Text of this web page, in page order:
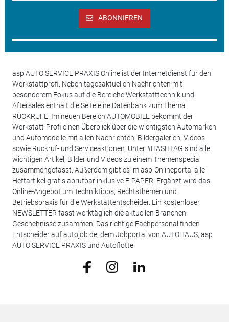
ABONNIEREN
asp AUTO SERVICE PRAXIS Online ist der Internetdienst für den
Werkstattprofi. Neben tagesaktuellen Nachrichten mit
besonderem Fokus auf die Bereiche Werkstatttechnik und
Aftersales enthält die Seite eine Datenbank zum Thema
RÜCKRUFE. Im neuen Bereich AUTOMOBILE bekommt der
Werkstatt-Profi einen Überblick über die wichtigsten Automarken
und Automodelle mit allen Nachrichten, Bildergalerien, Videos
sowie Rückruf- und Serviceaktionen. Unter #HASHTAG sind alle
wichtigen Artikel, Bilder und Videos zu einem Themenspecial
zusammengefasst. Außerdem gibt es im asp-Onlineportal alle
Heftartikel gratis abrufbar inklusive E-PAPER. Ergänzt wird das
Online-Angebot um Techniktipps, Rechtsthemen und
Betriebspraxis für die Werkstattentscheider. Ein kostenloser
NEWSLETTER fasst werktäglich die aktuellen Branchen-
Geschehnisse zusammen. Das richtige Fachpersonal finden
Entscheider auf autojob.de, dem Jobportal von AUTOHAUS, asp
AUTO SERVICE PRAXIS und Autoflotte.